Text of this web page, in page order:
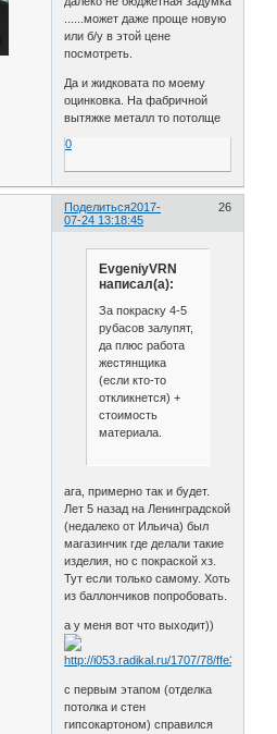
......может даже проще новую
или б/у в этой цене
посмотреть.
Да и жидковата по моему
оцинковка. На фабричной
вытяжке металл то потолще
0
Поделиться 26
2017-
07-24 13:18:45
EvgeniyVRN
написал(а):
За покраску 4-5
рубасов залупят,
да плюс работа
жестянщика
(если кто-то
откликнется) +
стоимость
материала.
ага, примерно так и будет.
Лет 5 назад на Ленинградской
(недалеко от Ильича) был
магазинчик где делали такие
изделия, но с покраской хз.
Тут если только самому. Хоть
из баллончиков попробовать.
а у меня вот что выходит))
с первым этапом (отделка
потолка и стен
гипсокартоном) справился